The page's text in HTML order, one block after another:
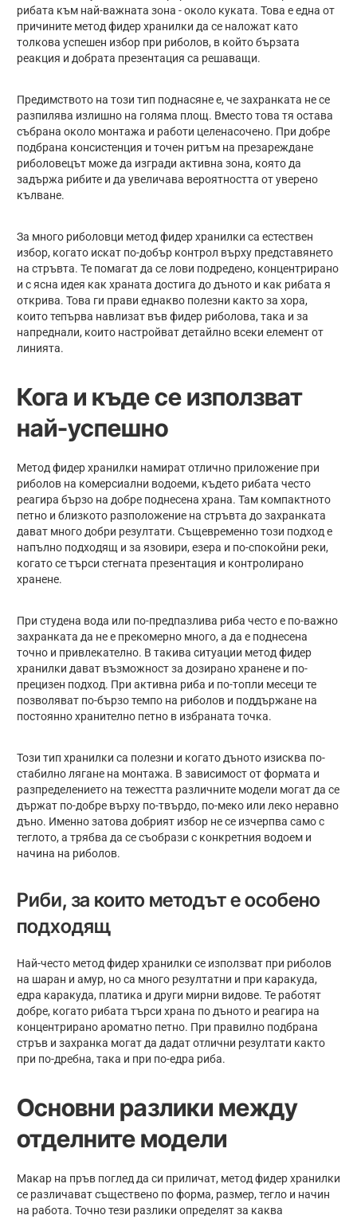
рибата към най-важната зона - около куката. Това е една от
причините метод фидер хранилки да се наложат като
толкова успешен избор при риболов, в който бързата
реакция и добрата презентация са решаващи.
Предимството на този тип поднасяне е, че захранката не се
разпилява излишно на голяма площ. Вместо това тя остава
събрана около монтажа и работи целенасочено. При добре
подбрана консистенция и точен ритъм на презареждане
риболовецът може да изгради активна зона, която да
задържа рибите и да увеличава вероятността от уверено
кълване.
За много риболовци метод фидер хранилки са естествен
избор, когато искат по-добър контрол върху представянето
на стръвта. Те помагат да се лови подредено, концентрирано
и с ясна идея как храната достига до дъното и как рибата я
открива. Това ги прави еднакво полезни както за хора,
които тепърва навлизат във фидер риболова, така и за
напреднали, които настройват детайлно всеки елемент от
линията.
Кога и къде се използват
най-успешно
Метод фидер хранилки намират отлично приложение при
риболов на комерсиални водоеми, където рибата често
реагира бързо на добре поднесена храна. Там компактното
петно и близкото разположение на стръвта до захранката
дават много добри резултати. Същевременно този подход е
напълно подходящ и за язовири, езера и по-спокойни реки,
когато се търси стегната презентация и контролирано
хранене.
При студена вода или по-предпазлива риба често е по-важно
захранката да не е прекомерно много, а да е поднесена
точно и привлекателно. В такива ситуации метод фидер
хранилки дават възможност за дозирано хранене и по-
прецизен подход. При активна риба и по-топли месеци те
позволяват по-бързо темпо на риболов и поддържане на
постоянно хранително петно в избраната точка.
Този тип хранилки са полезни и когато дъното изисква по-
стабилно лягане на монтажа. В зависимост от формата и
разпределението на тежестта различните модели могат да се
държат по-добре върху по-твърдо, по-меко или леко неравно
дъно. Именно затова добрият избор не се изчерпва само с
теглото, а трябва да се съобрази с конкретния водоем и
начина на риболов.
Риби, за които методът е особено
подходящ
Най-често метод фидер хранилки се използват при риболов
на шаран и амур, но са много резултатни и при каракуда,
едра каракуда, платика и други мирни видове. Те работят
добре, когато рибата търси храна по дъното и реагира на
концентрирано ароматно петно. При правилно подбрана
стръв и захранка могат да дадат отлични резултати както
при по-дребна, така и при по-едра риба.
Основни разлики между
отделните модели
Макар на пръв поглед да си приличат, метод фидер хранилки
се различават съществено по форма, размер, тегло и начин
на работа. Точно тези разлики определят за каква